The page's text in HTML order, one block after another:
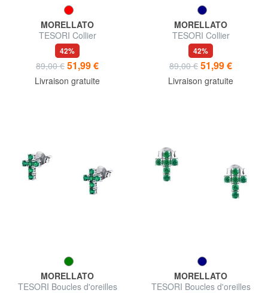
MORELLATO
TESORI Collier
42%
89,00 € 51,99 €
Livraison gratuite
MORELLATO
TESORI Collier
42%
89,00 € 51,99 €
Livraison gratuite
MORELLATO
TESORI Boucles d'oreilles
MORELLATO
TESORI Boucles d'oreilles